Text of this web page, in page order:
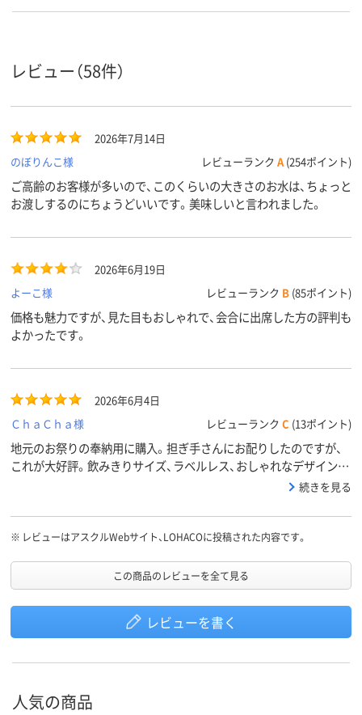
レビュー（58件）
2026年7月14日
のぼりんこ様
レビューランク A (254ポイント)
ご高齢のお客様が多いので、このくらいの大きさのお水は、ちょっと
お渡しするのにちょうどいいです。美味しいと言われました。
2026年6月19日
よーこ様
レビューランク B (85ポイント)
価格も魅力ですが、見た目もおしゃれで、会合に出席した方の評判も
よかったです。
2026年6月4日
ＣｈａＣｈａ様
レビューランク C (13ポイント)
地元のお祭りの奉納用に購入。担ぎ手さんにお配りしたのですが、
これが大好評。飲みきりサイズ、ラベルレス、おしゃれなデザイン。
若い人たちに至っては「やっばい、これ、宝石みたい～」と大絶賛
大正解なお品でした。もちろん味も申し分ありません。別の町会か
ら担ぎに来てくださっていた方々も「ウチも来年はこれにするかな」
キャップがおしゃれでバランスもよく、さらにボトルのデザインを
際立たせているのでこのままキープでお願いします！。
続きを見る
※ レビューはアスクルWebサイト、LOHACOに投稿された内容です。
この商品のレビューを全て見る
レビューを書く
人気の商品